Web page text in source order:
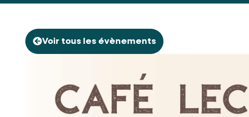
Voir tous les évènements